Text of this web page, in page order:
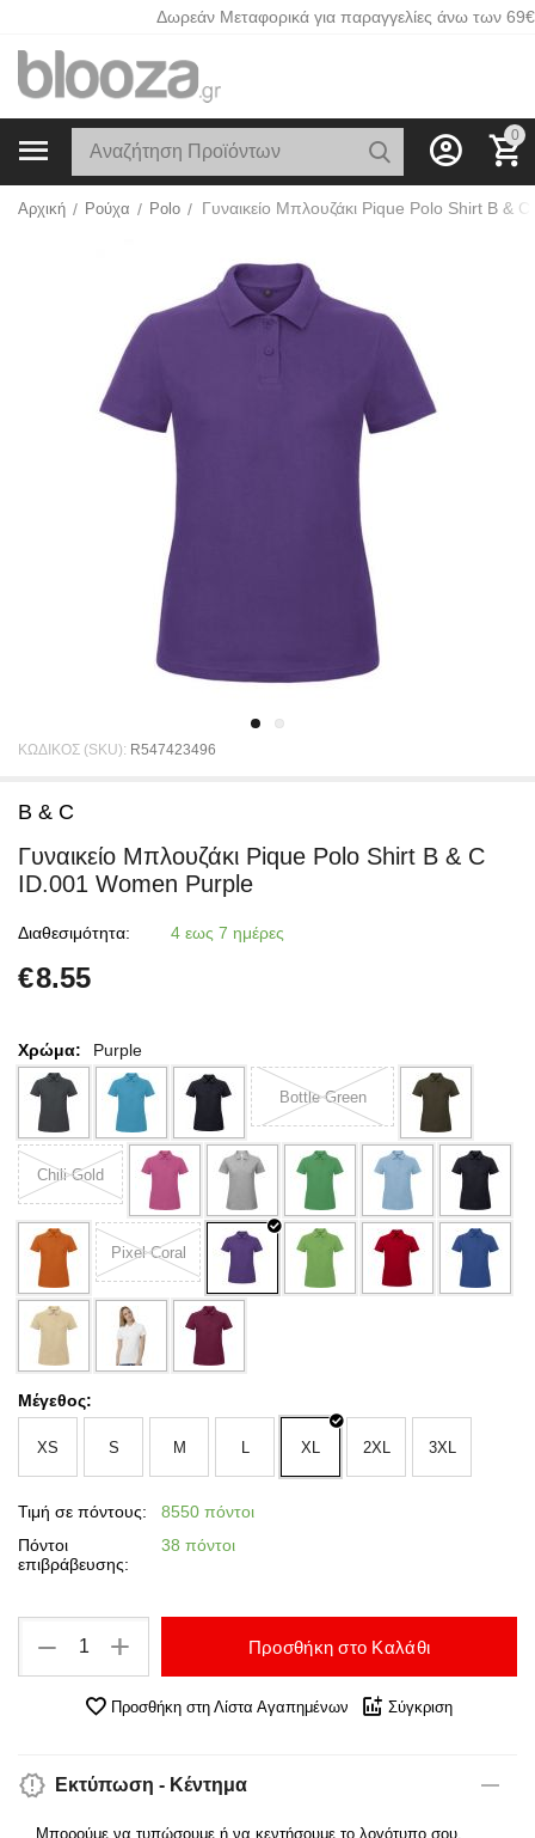
Δωρεάν Μεταφορικά για παραγγελίες άνω των 69€
0
Αρχική / Ρούχα / Polo /
ΚΩΔΙΚΟΣ (SKU): R547423496
B & C
Γυναικείο Μπλουζάκι Pique Polo Shirt B & C
ID.001 Women Purple
Διαθεσιμότητα: 4 εως 7 ημέρες
€8.55
Χρώμα: Purple
Bottle Green
Chili Gold
Pixel Coral
Μέγεθος:
XS S M L XL 2XL 3XL
Τιμή σε πόντους:
8550 πόντοι
Πόντοι
επιβράβευσης:
38 πόντοι
+
− Προσθήκη στο Καλάθι
Προσθήκη στη Λίστα Αγαπημένων Σύγκριση
Εκτύπωση - Κέντημα
Μπορούμε να τυπώσουμε ή να κεντήσουμε το λογότυπο σου.